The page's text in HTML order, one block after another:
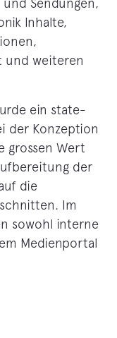
Sendungen,
Inhalte,
und weiteren
ein state-
der Konzeption
grossen Wert
der
die
Im
sowohl interne
Medienportal